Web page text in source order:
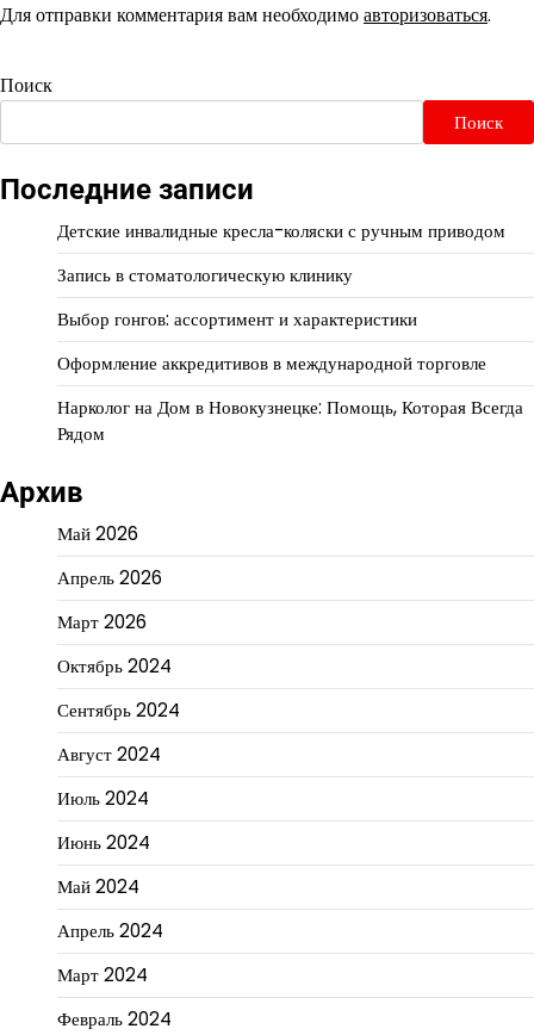
Для отправки комментария вам необходимоавторизоваться.
Поиск
Поиск
Последние записи
Детские инвалидные кресла-коляски с ручным приводом
Запись в стоматологическую клинику
Выбор гонгов: ассортимент и характеристики
Оформление аккредитивов в международной торговле
Нарколог на Дом в Новокузнецке: Помощь, Которая Всегда
Рядом
Архив
Май 2026
Апрель 2026
Март 2026
Октябрь 2024
Сентябрь 2024
Август 2024
Июль 2024
Июнь 2024
Май 2024
Апрель 2024
Март 2024
Февраль 2024